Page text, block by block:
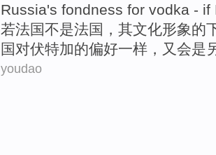
Russia's fondness for vodka - if
若法国不是法国， 其文化形象的
国对伏特加的偏好一样，又 会是
youdao